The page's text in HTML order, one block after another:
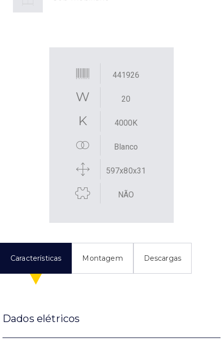
441926
20
4000K
Blanco
597x80x31
NÃO
Características Montagem Descargas
Dados elétricos